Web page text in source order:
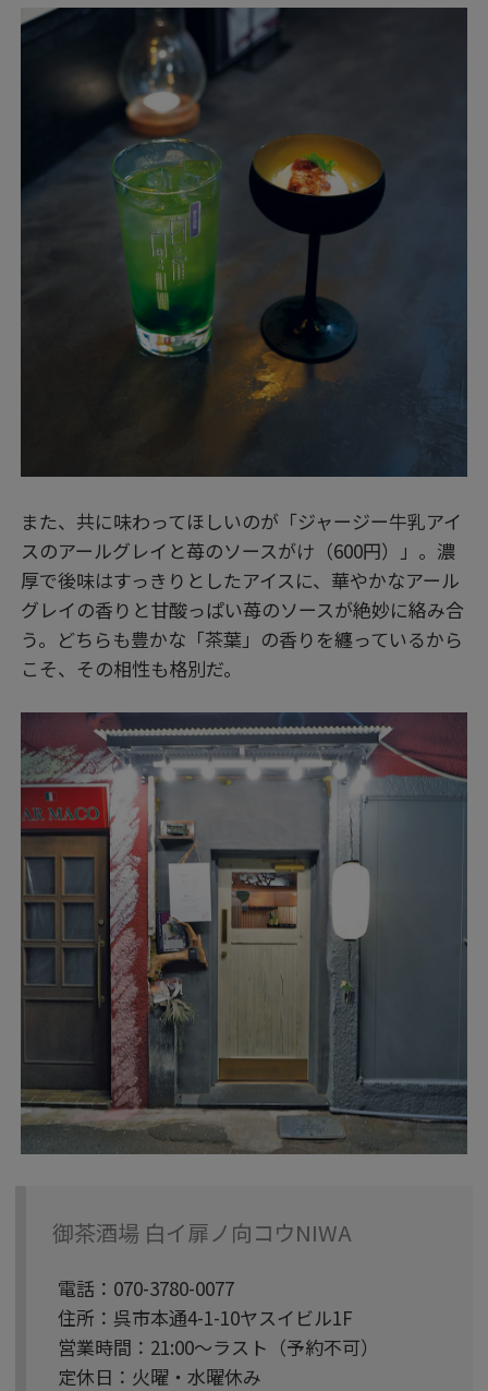
また、共に味わってほしいのが「ジャージー牛乳アイ
スのアールグレイと苺のソースがけ（600円）」。濃
厚で後味はすっきりとしたアイスに、華やかなアール
グレイの香りと甘酸っぱい苺のソースが絶妙に絡み合
う。どちらも豊かな「茶葉」の香りを纏っているから
こそ、その相性も格別だ。
御茶酒場 白イ扉ノ向コウNIWA
電話：070-3780-0077
住所：呉市本通4-1-10ヤスイビル1F
営業時間：21:00〜ラスト（予約不可）
定休日：火曜・水曜休み